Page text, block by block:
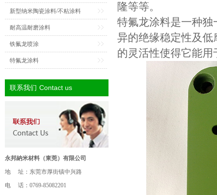
新型纳米陶瓷涂料/不粘涂料
耐高温耐磨涂料
铁氟龙喷涂
特氟龙涂料
联系我们 Contact us
永邦納米材料（東莞）有限公司
地 址：东莞市厚街镇中兴路
电 话：0769-85082201
隆等等。
特氟龙涂料是一种独
异的绝缘稳定性及
的灵活性使得它能